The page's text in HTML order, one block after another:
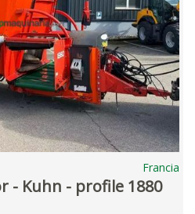
Francia
- Kuhn - profile 1880